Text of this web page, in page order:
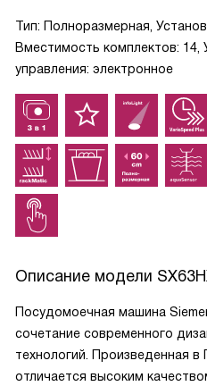
Тип: Полноразмерная,
Вместимость комплектов:
управления: электронное
Описание модели
Посудомоечная машина
сочетание современного
технологий. Произведенная в
отличается высоким